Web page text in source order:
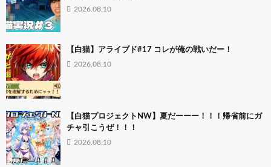
2026.08.10
【白猫】アライブド#17 コレが俺の戦いだー！
2026.08.10
【白猫プロジェクトNW】夏だーーー！！！帰省前にガ
チャ引こうぜ！！！
2026.08.10